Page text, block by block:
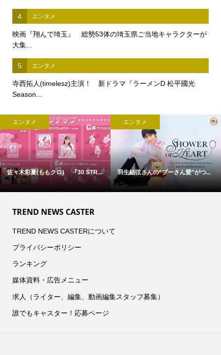
4 エンタメ
映画『翔んで埼玉』 総勢53体の埼玉県ご当地キャラクターが
大集...
5 エンタメ
寺西拓人(timelesz)主演！ 新ドラマ『ラーメンD 松平國光
Season...
エンタメ
佐々木彩夏(ももクロ) 『30 STR...
エンタメ
羽生結弦さんの“プーさん愛”がつ...
TREND NEWS CASTER
TREND NEWS CASTERについて
プライバシーポリシー
ランキング
媒体資料・広告メニュー
求人（ライター、編集、動画編集スタッフ募集）
誰でもキャスター！応募ページ